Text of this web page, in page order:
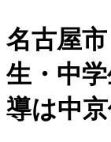
名古屋
生・中
導は中京